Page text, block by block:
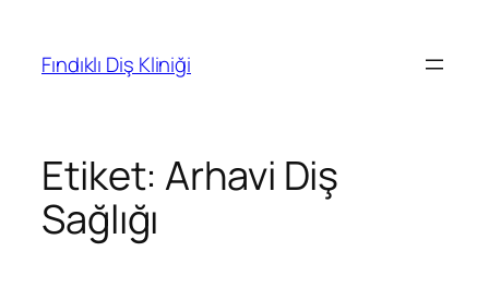
Fındıklı Diş Kliniği
Etiket:Arhavi Diş
Sağlığı